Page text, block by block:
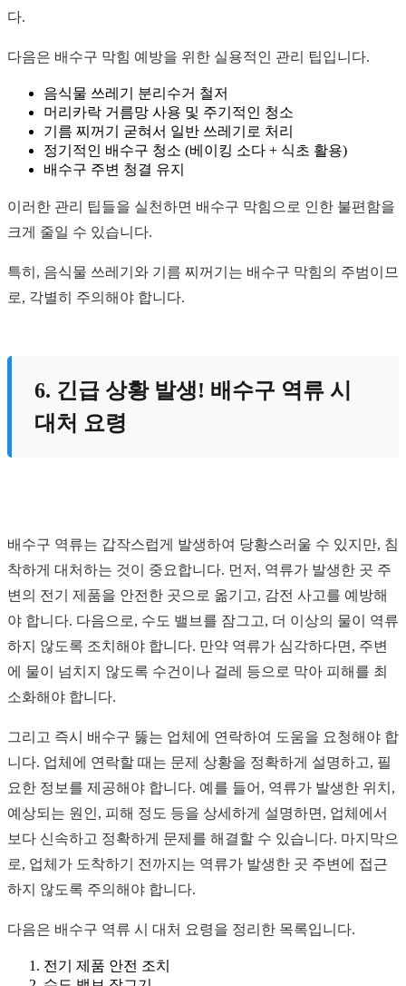
다.
다음은 배수구 막힘 예방을 위한 실용적인 관리 팁입니다.
음식물 쓰레기 분리수거 철저
머리카락 거름망 사용 및 주기적인 청소
기름 찌꺼기 굳혀서 일반 쓰레기로 처리
정기적인 배수구 청소 (베이킹 소다 + 식초 활용)
배수구 주변 청결 유지
이러한 관리 팁들을 실천하면 배수구 막힘으로 인한 불편함을
크게 줄일 수 있습니다.
특히, 음식물 쓰레기와 기름 찌꺼기는 배수구 막힘의 주범이므
로, 각별히 주의해야 합니다.
6. 긴급 상황 발생! 배수구 역류 시
대처 요령
배수구 역류는 갑작스럽게 발생하여 당황스러울 수 있지만, 침
착하게 대처하는 것이 중요합니다. 먼저, 역류가 발생한 곳 주
변의 전기 제품을 안전한 곳으로 옮기고, 감전 사고를 예방해
야 합니다. 다음으로, 수도 밸브를 잠그고, 더 이상의 물이 역류
하지 않도록 조치해야 합니다. 만약 역류가 심각하다면, 주변
에 물이 넘치지 않도록 수건이나 걸레 등으로 막아 피해를 최
소화해야 합니다.
그리고 즉시 배수구 뚫는 업체에 연락하여 도움을 요청해야 합
니다. 업체에 연락할 때는 문제 상황을 정확하게 설명하고, 필
요한 정보를 제공해야 합니다. 예를 들어, 역류가 발생한 위치,
예상되는 원인, 피해 정도 등을 상세하게 설명하면, 업체에서
보다 신속하고 정확하게 문제를 해결할 수 있습니다. 마지막으
로, 업체가 도착하기 전까지는 역류가 발생한 곳 주변에 접근
하지 않도록 주의해야 합니다.
다음은 배수구 역류 시 대처 요령을 정리한 목록입니다.
전기 제품 안전 조치